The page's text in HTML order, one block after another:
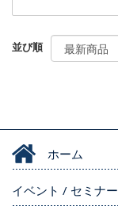
並び順
ホーム
イベント / セミナー